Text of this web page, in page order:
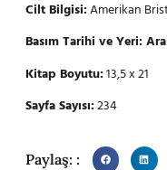
Cilt Bilgisi:Amerikan
Basım Tarihi ve Yeri:
Kitap Boyutu:13,5 x 21
Sayfa Sayısı:234
Paylaş: :